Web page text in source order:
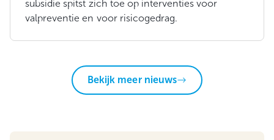
subsidie spitst zich toe op interventies voor
valpreventie en voor risicogedrag.
Bekijk meer nieuws